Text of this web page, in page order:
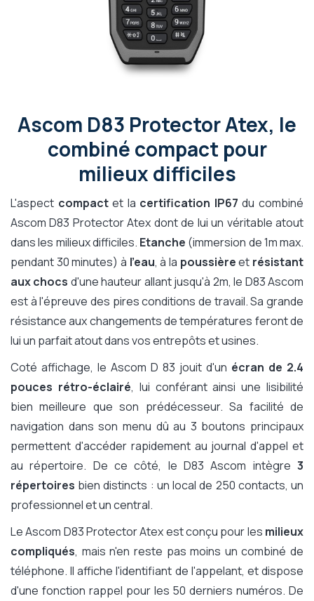
Ascom D83 Protector Atex, le
combiné compact pour
milieux difficiles
L'aspect compactet la certification IP67 du combiné
Ascom D83 Protector Atex dont de lui un véritable atout
dans les milieux difficiles. Etanche (immersion de 1m max.
pendant 30 minutes) à l'eau, à la poussièreet résistant
aux chocs d'une hauteur allant jusqu'à 2m, le D83 Ascom
est à l'épreuve des pires conditions de travail. Sa grande
résistance aux changements de températures feront de
lui un parfait atout dans vos entrepôts et usines.
Coté affichage, le Ascom D 83 jouit d'un écran de 2.4
pouces rétro-éclairé, lui conférant ainsi une lisibilité
bien meilleure que son prédécesseur. Sa facilité de
navigation dans son menu dû au 3 boutons principaux
permettent d'accéder rapidement au journal d'appel et
au répertoire. De ce côté, le D83 Ascom intègre 3
répertoires bien distincts : un local de 250 contacts, un
professionnel et un central.
Le Ascom D83 Protector Atex est conçu pour les milieux
compliqués, mais n'en reste pas moins un combiné de
téléphone. Il affiche l'identifiant de l'appelant, et dispose
d'une fonction rappel pour les 50 derniers numéros. De